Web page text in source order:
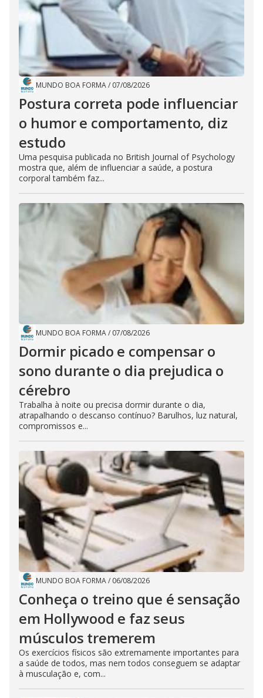
MUNDO BOA FORMA/ 07/08/2026
Postura correta pode influenciar
o humor e comportamento, diz
estudo
Uma pesquisa publicada no British Journal of Psychology
mostra que, além de influenciar a saúde, a postura
corporal também faz...
MUNDO BOA FORMA/ 07/08/2026
Dormir picado e compensar o
sono durante o dia prejudica o
cérebro
Trabalha à noite ou precisa dormir durante o dia,
atrapalhando o descanso contínuo? Barulhos, luz natural,
compromissos e...
MUNDO BOA FORMA/ 06/08/2026
Conheça o treino que é sensação
em Hollywood e faz seus
músculos tremerem
Os exercícios físicos são extremamente importantes para
a saúde de todos, mas nem todos conseguem se adaptar
à musculação e, com...